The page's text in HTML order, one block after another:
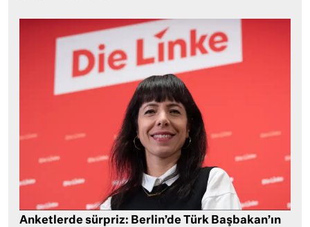
Anketlerde sürpriz: Berlin’de Türk Başbakan’ın